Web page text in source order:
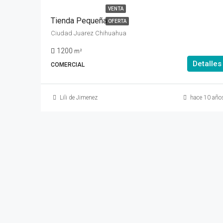
VENTA
OFERTA
Tienda Pequeña
Ciudad Juarez Chihuahua
1200 m²
COMERCIAL
Detalles
Lili de Jimenez hace 10